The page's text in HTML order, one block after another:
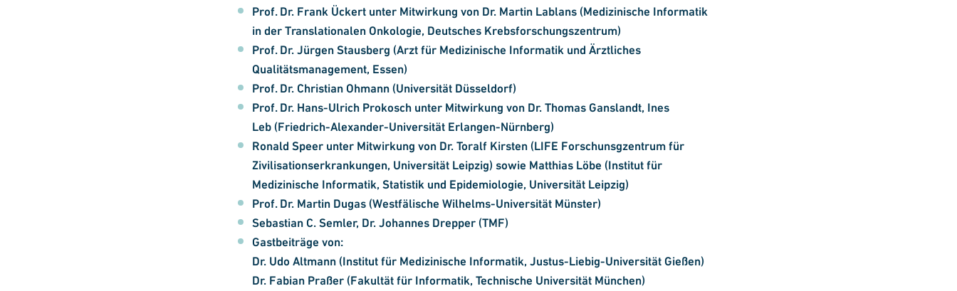
Prof. Dr. Frank Ückert unter Mitwirkung von Dr. Martin Lablans (Medizinische Informatik
in der Translationalen Onkologie, Deutsches Krebsforschungszentrum)
Prof. Dr. Jürgen Stausberg (Arzt für Medizinische Informatik und Ärztliches
Qualitätsmanagement, Essen)
Prof. Dr. Christian Ohmann (Universität Düsseldorf)
Prof. Dr. Hans-Ulrich Prokosch unter Mitwirkung von Dr. Thomas Ganslandt, Ines
Leb (Friedrich-Alexander-Universität Erlangen-Nürnberg)
Ronald Speer unter Mitwirkung von Dr. Toralf Kirsten (LIFE Forschunsgzentrum für
Zivilisationserkrankungen, Universität Leipzig) sowie Matthias Löbe (Institut für
Medizinische Informatik, Statistik und Epidemiologie, Universität Leipzig)
Prof. Dr. Martin Dugas (Westfälische Wilhelms-Universität Münster)
Sebastian C. Semler, Dr. Johannes Drepper (TMF)
Gastbeiträge von:
Dr. Udo Altmann (Institut für Medizinische Informatik, Justus-Liebig-Universität Gießen)
Dr. Fabian Praßer (Fakultät für Informatik, Technische Universität München)